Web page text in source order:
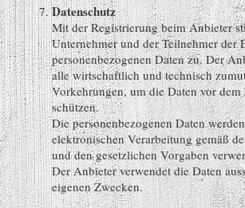
Datenschutz
Mit der Registrierung beim Anbieter
Unternehmer und der Teilnehmer der
personenbezogenen Daten zu. Der
alle wirtschaftlich und technisch
Vorkehrungen, um die Daten vor
schützen.
Die personenbezogenen Daten
elektronischen Verarbeitung gemäß
und den gesetzlichen Vorgaben
Der Anbieter verwendet die Daten
eigenen Zwecken.